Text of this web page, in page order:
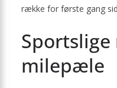
række for første gang
milepæle